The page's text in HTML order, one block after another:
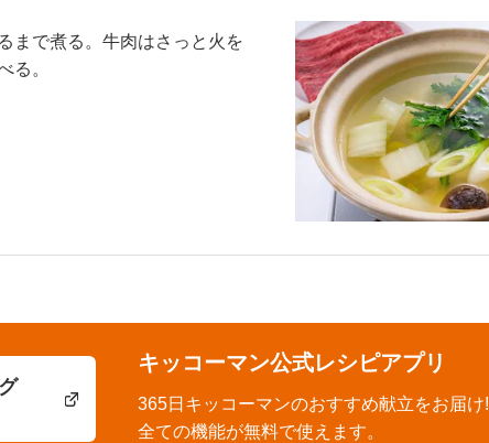
まで煮る。牛肉はさっと火を
る。
キッコーマン公式レシピアプリ
365日キッコーマンのおすすめ献立をお届け!
全ての機能が無料で使えます。